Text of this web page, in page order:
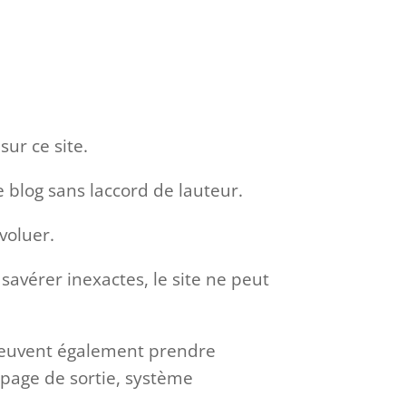
ce site.
sans laccord de lauteur.
inexactes, le site ne peut
également prendre
de sortie, système